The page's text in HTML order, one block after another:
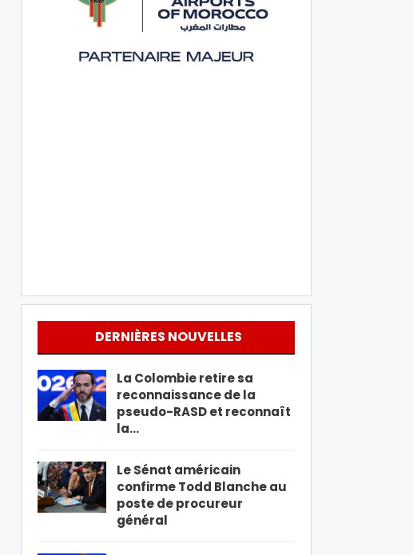
DERNIÈRES NOUVELLES
La Colombie retire sa
reconnaissance de la
pseudo-RASD et reconnaît
la…
Le Sénat américain
confirme Todd Blanche au
poste de procureur
général